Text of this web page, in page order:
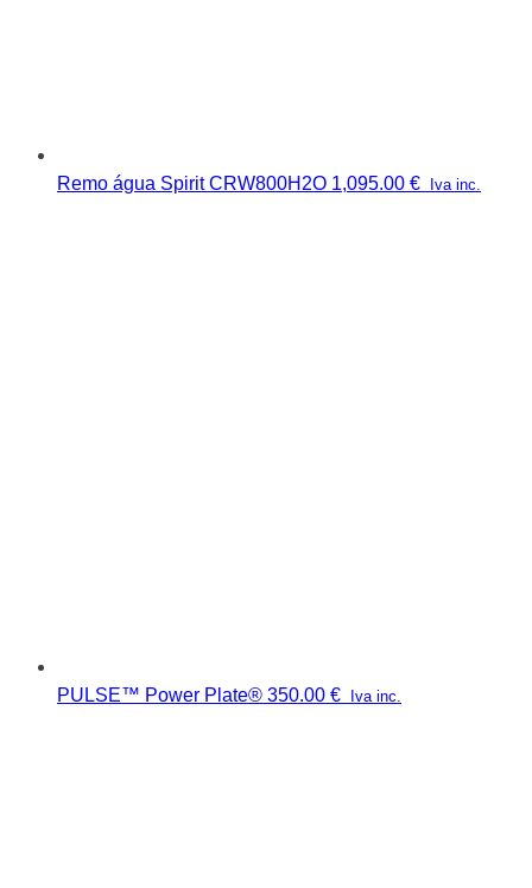
Remo água Spirit CRW800H2O 1,095.00 € Iva inc.
PULSE™ Power Plate® 350.00 € Iva inc.